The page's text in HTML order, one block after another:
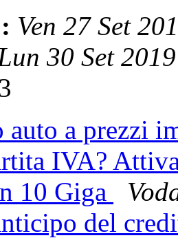
Ven 27 Set
30 Set
auto a prezzi
IVA?
10 Giga
del